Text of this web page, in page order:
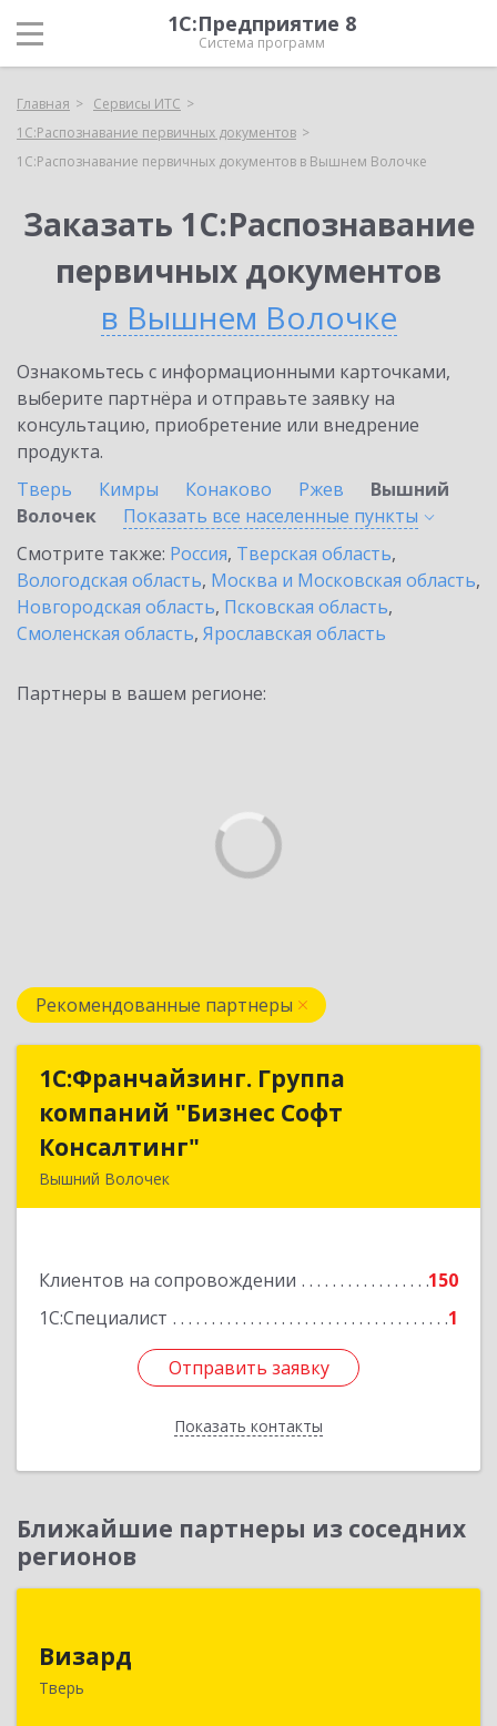
1С:Предприятие 8
Система программ
Главная
Сервисы ИТС
1С:Распознавание первичных документов
1С:Распознавание первичных документов в Вышнем Волочке
Заказать 1С:Распознавание
первичных документов
в Вышнем Волочке
Ознакомьтесь с информационными карточками,
выберите партнёра и отправьте заявку на
консультацию, приобретение или внедрение
продукта.
Тверь
Кимры Конаково Ржев
Вышний
Волочек
Показать все населенные пункты
Смотрите также: Россия, Тверская область,
Вологодская область, Москва и Московская область,
Новгородская область, Псковская область,
Смоленская область, Ярославская область
Партнеры в вашем регионе:
Рекомендованные партнеры
1С:Франчайзинг. Группа
компаний "Бизнес Софт
Консалтинг"
Вышний Волочек
Клиентов на сопровождении
150
1С:Специалист
1
Отправить заявку
Показать контакты
1С:Франчайзинг. Группа
компаний "Бизнес Софт
Подробнее
Отправить заявку
Назад
Ближайшие партнеры из соседних
регионов
Визард
Тверь
170006, Тверская обл, Тверь г, Учительская ул,